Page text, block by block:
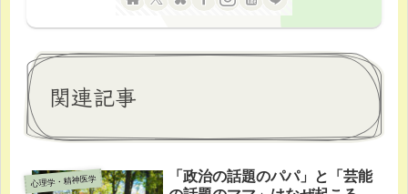
関連記事
心理学・精神医学
「政治の話題のパパ」と「芸能